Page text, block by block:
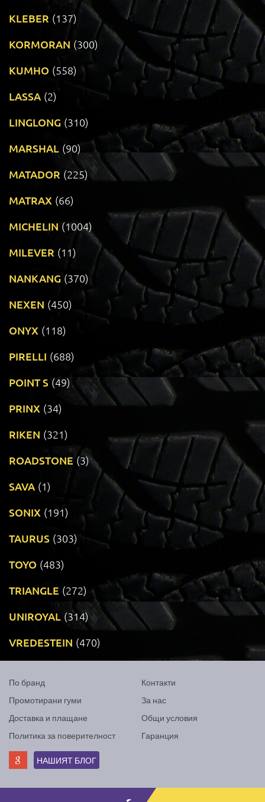
KLEBER (137)
KORMORAN (300)
KUMHO (558)
LASSA (2)
LINGLONG (310)
MARSHAL (90)
MATADOR (225)
MATRAX (66)
MICHELIN (1004)
MILEVER (11)
NANKANG (370)
NEXEN (450)
ONYX (118)
PIRELLI (688)
POINT S (49)
PRINX (34)
RIKEN (321)
ROADSTONE (3)
SAVA (1)
SONIX (191)
TAURUS (303)
TOYO (483)
TRIANGLE (272)
UNIROYAL (314)
VREDESTEIN (470)
По бранд
Промотирани гуми
Доставка и плащане
Политика за поверителност
Контакти
За нас
Общи условия
Гаранция
НАШИЯТ БЛОГ